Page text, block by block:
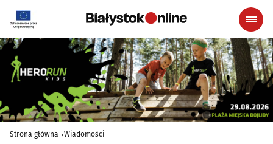
Strona główna Wiadomości